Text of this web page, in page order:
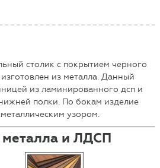
столик с покрытием черного
из металла. Данный
из ламинированного дсп и
полки. По бокам изделие
узором.
металла и ЛДСП